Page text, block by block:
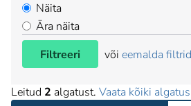
Näita
Ära näita
Filtreeri
või eemalda filtrid
Leitud 2 algatust. Vaata kõiki